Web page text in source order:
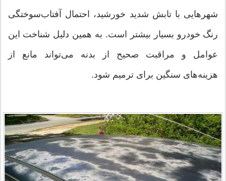
شهرهایی با تابش شدید خورشید، احتمال آفتاب‌سوختگی
رنگ خودرو بسیار بیشتر است. به همین دلیل شناخت این
عوامل و مراقبت صحیح از بدنه می‌تواند مانع از
هزینه‌های سنگین برای ترمیم شود.